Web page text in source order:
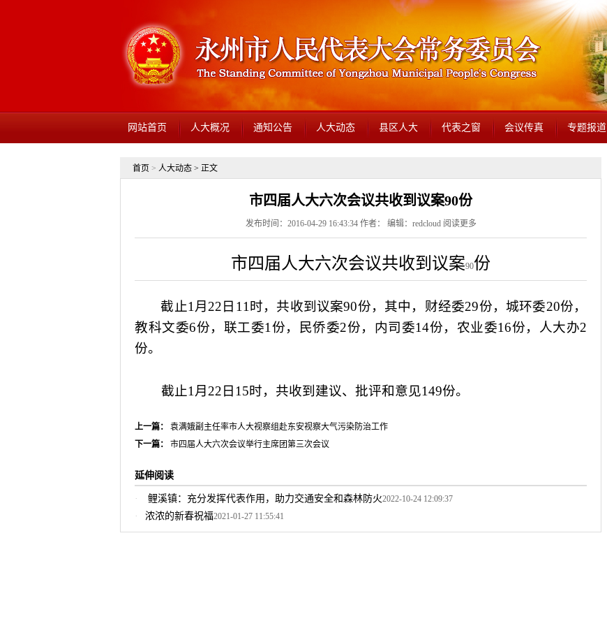
网站首页 人大概况 通知公告 人大动态 县区人大 代表之窗 会议传真 专题报道
首页 > 人大动态 > 正文
市四届人大六次会议共收到议案90份
发布时间：2016-04-29 16:43:34 作者： 编辑：redcloud 阅读更多
市四届人大六次会议共收到议案90份
截止1 月 22 日 11 时，共收到议案90份，其中，财经委29份，城环委20份，
教科文委6份，联工委1 份，民侨委2份，内司委14份，农业委16份，人大办2
份。
截止1 月 22 日 15时，共收到建议、批评和意见149份。
上一篇：
袁满娥副主任率市人大视察组赴东安视察大气污染防治工作
下一篇：
市四届人大六次会议举行主席团第三次会议
延伸阅读
鲤溪镇：充分发挥代表作用，助力交通安全和森林防火2022-10-24 12:09:37
浓浓的新春祝福2021-01-27 11:55:41